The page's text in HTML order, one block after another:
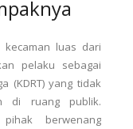
kecaman luas dari
pelaku sebagai
(KDRT) yang tidak
di ruang publik.
berwenang